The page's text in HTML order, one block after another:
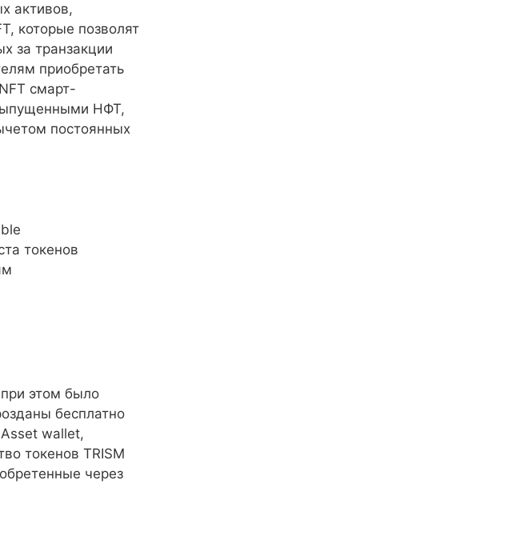
активов,
которые позволят
за транзакции
приобретать
смарт-
НФТ,
постоянных
токенов
этом было
бесплатно
wallet,
токенов TRISM
через